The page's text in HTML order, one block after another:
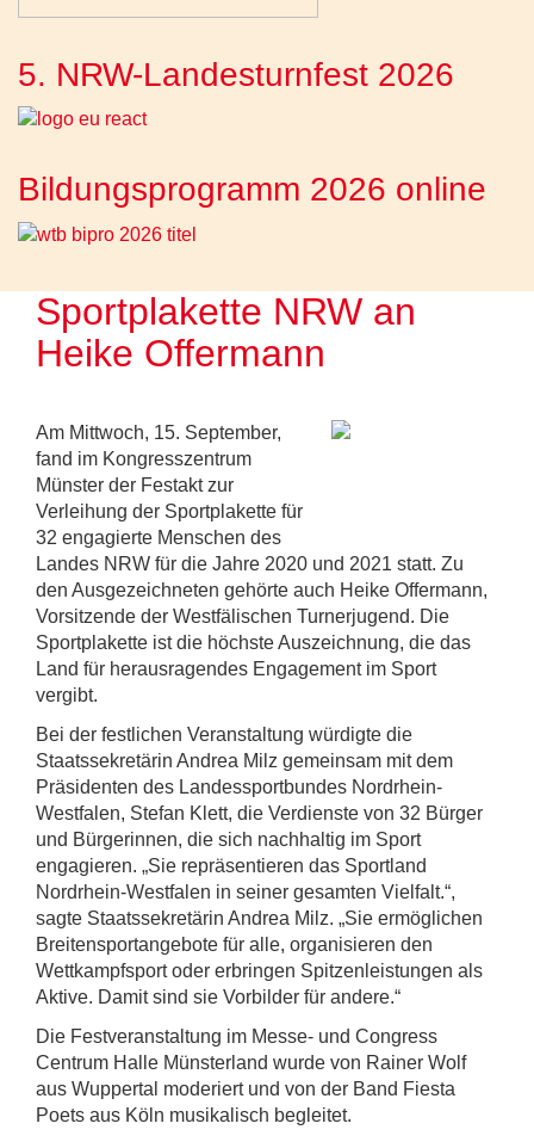
5. NRW-Landesturnfest 2026
Bildungsprogramm 2026 online
Sportplakette NRW an
Heike Offermann
Am Mittwoch, 15. September,
fand im Kongresszentrum
Münster der Festakt zur
Verleihung der Sportplakette für
32 engagierte Menschen des
Landes NRW für die Jahre 2020 und 2021 statt. Zu
den Ausgezeichneten gehörte auch Heike Offermann,
Vorsitzende der Westfälischen Turnerjugend. Die
Sportplakette ist die höchste Auszeichnung, die das
Land für herausragendes Engagement im Sport
vergibt.
Bei der festlichen Veranstaltung würdigte die
Staatssekretärin Andrea Milz gemeinsam mit dem
Präsidenten des Landessportbundes Nordrhein-
Westfalen, Stefan Klett, die Verdienste von 32 Bürger
und Bürgerinnen, die sich nachhaltig im Sport
engagieren. „Sie repräsentieren das Sportland
Nordrhein-Westfalen in seiner gesamten Vielfalt.“,
sagte Staatssekretärin Andrea Milz. „Sie ermöglichen
Breitensportangebote für alle, organisieren den
Wettkampfsport oder erbringen Spitzenleistungen als
Aktive. Damit sind sie Vorbilder für andere.“
Die Festveranstaltung im Messe- und Congress
Centrum Halle Münsterland wurde von Rainer Wolf
aus Wuppertal moderiert und von der Band Fiesta
Poets aus Köln musikalisch begleitet.